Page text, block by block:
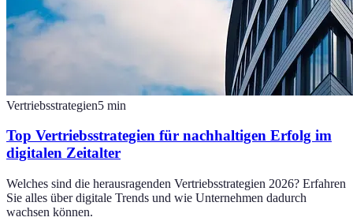
Vertriebsstrategien5 min
Top Vertriebsstrategien für nachhaltigen Erfolg im
digitalen Zeitalter
Welches sind die herausragenden Vertriebsstrategien 2026? Erfahren
Sie alles über digitale Trends und wie Unternehmen dadurch
wachsen können.